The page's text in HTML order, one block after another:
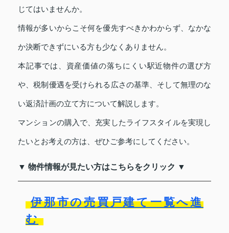
じてはいませんか。
情報が多いからこそ何を優先すべきかわからず、なかな
か決断できずにいる方も少なくありません。
本記事では、資産価値の落ちにくい駅近物件の選び方
や、税制優遇を受けられる広さの基準、そして無理のな
い返済計画の立て方について解説します。
マンションの購入で、充実したライフスタイルを実現し
たいとお考えの方は、ぜひご参考にしてください。
▼ 物件情報が見たい方はこちらをクリック ▼
伊那市の売買戸建て一覧へ進
む